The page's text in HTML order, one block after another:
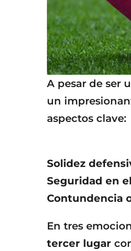
A pesar de ser
un
aspectos clave:
Solidez
Seguridad en
Contundencia
En tres
tercer lugar